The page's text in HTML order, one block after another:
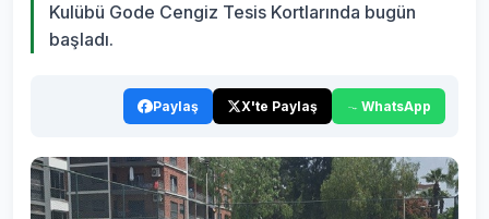
Kulübü Gode Cengiz Tesis Kortlarında bugün
başladı.
Paylaş X'te Paylaş WhatsApp